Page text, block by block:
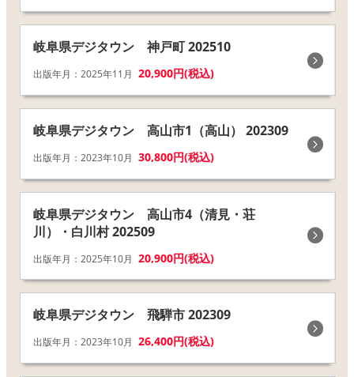
岐阜県デジタウン 神戸町 202510
出版年月：2025年11月 20,900円(税込)
岐阜県デジタウン 高山市1（高山） 202309
出版年月：2023年10月 30,800円(税込)
岐阜県デジタウン 高山市4（清見・荘
川）・白川村 202509
出版年月：2025年10月 20,900円(税込)
岐阜県デジタウン 飛騨市 202309
出版年月：2023年10月 26,400円(税込)